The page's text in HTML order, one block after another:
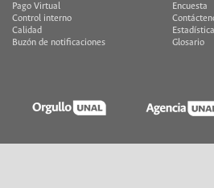
Pago Virtual
Control interno
Calidad
Buzón de notificaciones
Encuesta
Glosario